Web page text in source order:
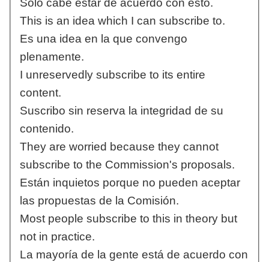
Sólo cabe estar de acuerdo con esto.
This is an idea which I can subscribe to.
Es una idea en la que convengo
plenamente.
I unreservedly subscribe to its entire
content.
Suscribo sin reserva la integridad de su
contenido.
They are worried because they cannot
subscribe to the Commission's proposals.
Están inquietos porque no pueden aceptar
las propuestas de la Comisión.
Most people subscribe to this in theory but
not in practice.
La mayoría de la gente está de acuerdo con